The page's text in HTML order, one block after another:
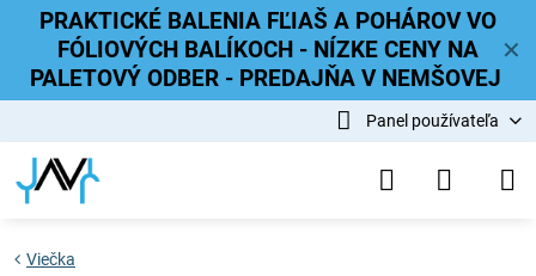
✕
PRAKTICKÉ BALENIA FĽIAŠ A POHÁROV VO
FÓLIOVÝCH BALÍKOCH - NÍZKE CENY NA
PALETOVÝ ODBER - PREDAJŇA V NEMŠOVEJ
Panel používateľa
Viečka